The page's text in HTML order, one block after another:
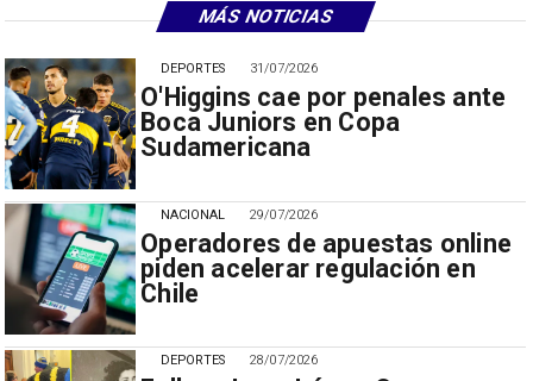
MÁS NOTICIAS
31/07/2026
O'Higgins cae por penales ante
Boca Juniors en Copa
Sudamericana
DEPORTES
29/07/2026
Operadores de apuestas online
piden acelerar regulación en
Chile
NACIONAL
28/07/2026
DEPORTES